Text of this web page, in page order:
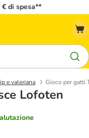
di spesa**
e valeriana Gioco per gatti
Lofoten